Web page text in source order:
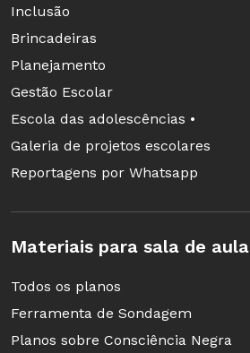
Inclusão
Brincadeiras
Planejamento
Gestão Escolar
Escola das adolescências •
Galeria de projetos escolares
Reportagens por Whatsapp
Materiais para sala de aula
Todos os planos
Ferramenta de Sondagem
Planos sobre Consciência Negra